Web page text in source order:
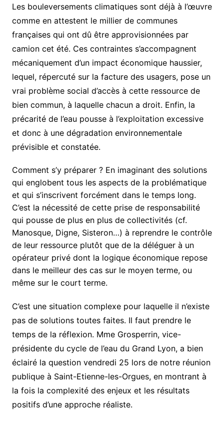
Les bouleversements climatiques sont déjà à l’œuvre
comme en attestent le millier de communes
françaises qui ont dû être approvisionnées par
camion cet été. Ces contraintes s’accompagnent
mécaniquement d’un impact économique haussier,
lequel, répercuté sur la facture des usagers, pose un
vrai problème social d’accès à cette ressource de
bien commun, à laquelle chacun a droit. Enfin, la
précarité de l’eau pousse à l’exploitation excessive
et donc à une dégradation environnementale
prévisible et constatée.
Comment s’y préparer ? En imaginant des solutions
qui englobent tous les aspects de la problématique
et qui s’inscrivent forcément dans le temps long.
C’est la nécessité de cette prise de responsabilité
qui pousse de plus en plus de collectivités (cf.
Manosque, Digne, Sisteron…) à reprendre le contrôle
de leur ressource plutôt que de la déléguer à un
opérateur privé dont la logique économique repose
dans le meilleur des cas sur le moyen terme, ou
même sur le court terme.
C’est une situation complexe pour laquelle il n’existe
pas de solutions toutes faites. Il faut prendre le
temps de la réflexion. Mme Grosperrin, vice-
présidente du cycle de l’eau du Grand Lyon, a bien
éclairé la question vendredi 25 lors de notre réunion
publique à Saint-Etienne-les-Orgues, en montrant à
la fois la complexité des enjeux et les résultats
positifs d’une approche réaliste.